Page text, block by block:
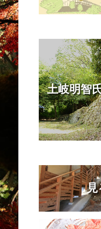
土岐明智
見